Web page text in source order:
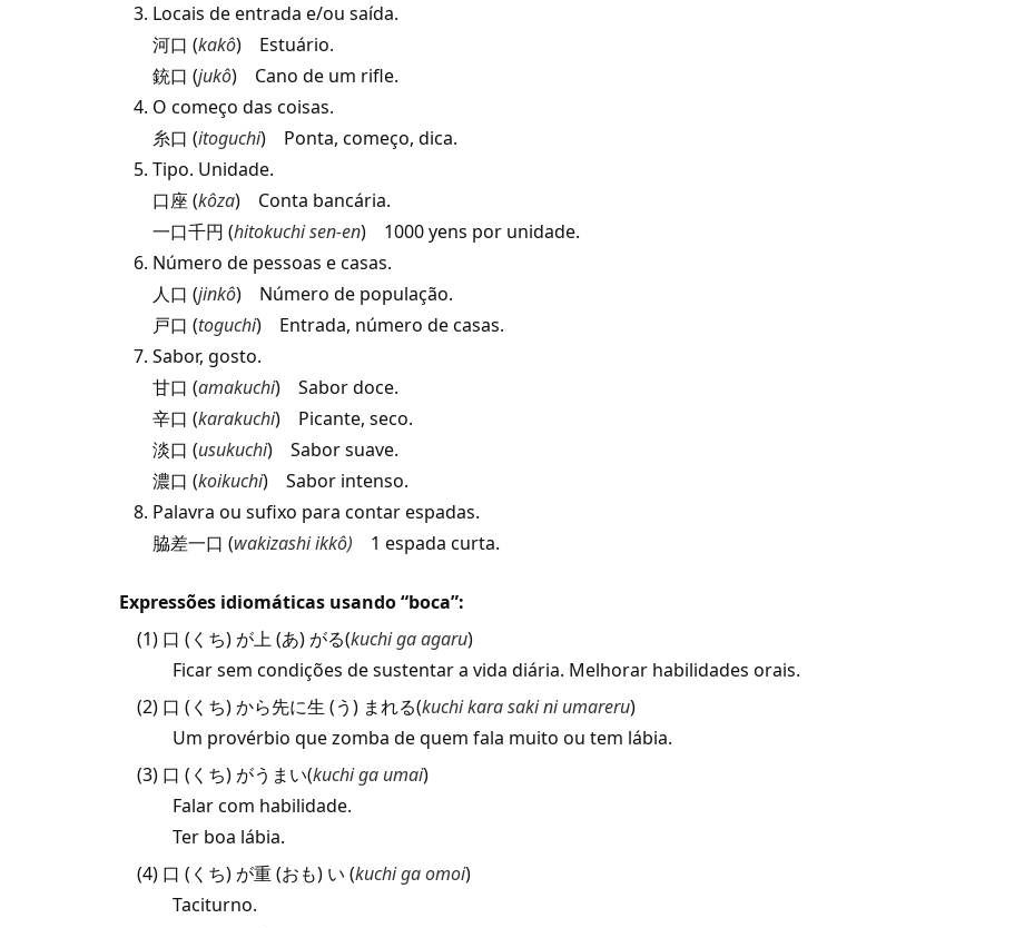
Locais de entrada e/ou saída.
河口 (kakô) Estuário.
銃口 (jukô) Cano de um rifle.
O começo das coisas.
糸口 (itoguchi) Ponta, começo, dica.
Tipo. Unidade.
口座 (kôza) Conta bancária.
一口千円 (hitokuchi sen-en) 1000 yens por unidade.
Número de pessoas e casas.
人口 (jinkô) Número de população.
戸口 (toguchi) Entrada, número de casas.
Sabor, gosto.
甘口 (amakuchi) Sabor doce.
辛口 (karakuchi) Picante, seco.
淡口 (usukuchi) Sabor suave.
濃口 (koikuchi) Sabor intenso.
Palavra ou sufixo para contar espadas.
脇差一口 (wakizashi ikkô) 1 espada curta.
Expressões idiomáticas usando “boca”:
(1) 口 (くち) が上 (あ) がる(kuchi ga agaru)
Ficar sem condições de sustentar a vida diária. Melhorar habilidades orais.
(2) 口 (くち) から先に生 (う) まれる(kuchi kara saki ni umareru)
Um provérbio que zomba de quem fala muito ou tem lábia.
(3) 口 (くち) がうまい(kuchi ga umai)
Falar com habilidade.
Ter boa lábia.
(4) 口 (くち) が重 (おも) い (kuchi ga omoi)
Taciturno.